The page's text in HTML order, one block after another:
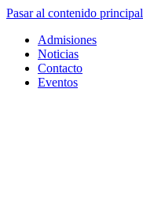
Pasar al contenido principal
Admisiones
Noticias
Contacto
Eventos